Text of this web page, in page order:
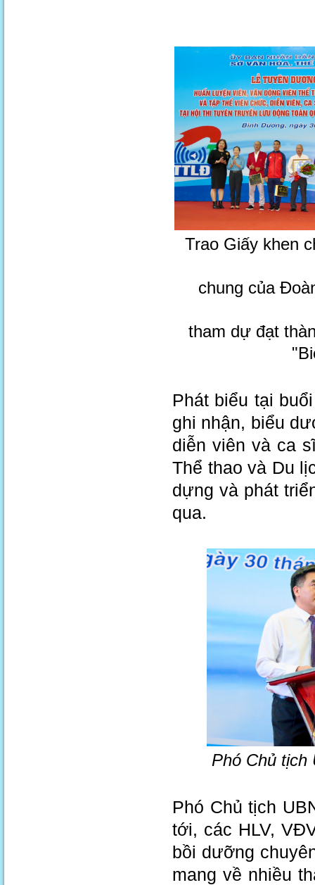
Trao Giấy khen
chung của
tham dự đạt
Phát biểu tại
ghi nhận, biểu
diễn viên và ca
Thể thao và Du
dựng và phát
qua.
Phó Chủ tịch
Phó Chủ tịch
tới, các HLV,
bồi dưỡng
mang về nhiều